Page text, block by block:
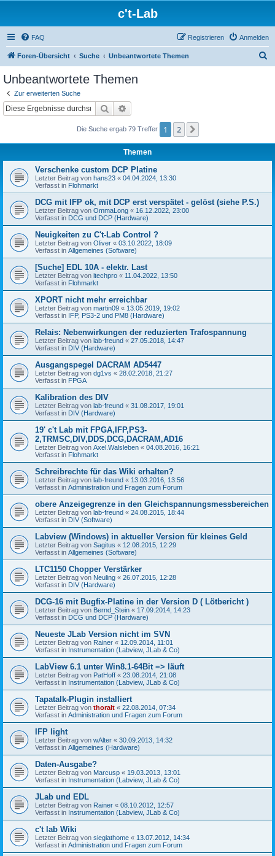
c't-Lab
FAQ Anmelden
Registrieren
Foren-Übersicht Suche Unbeantwortete Themen
Unbeantwortete Themen
Zur erweiterten Suche
Suche
Die Suche ergab 79 Treffer 1 2
Themen
Verschenke custom DCP Platine
Letzter Beitrag von hans23 « 04.04.2024, 13:30
Verfasst in Flohmarkt
DCG mit IFP ok, mit DCP erst verspätet - gelöst (siehe P.S.)
Letzter Beitrag von OmmaLong « 16.12.2022, 23:00
Verfasst in DCG und DCP (Hardware)
Neuigkeiten zu C't-Lab Control ?
Letzter Beitrag von Oliver « 03.10.2022, 18:09
Verfasst in Allgemeines (Software)
[Suche] EDL 10A - elektr. Last
Letzter Beitrag von itechpro « 11.04.2022, 13:50
Verfasst in Flohmarkt
XPORT nicht mehr erreichbar
Letzter Beitrag von martin09 « 13.05.2019, 19:02
Verfasst in IFP, PS3-2 und PM8 (Hardware)
Relais: Nebenwirkungen der reduzierten Trafospannung
Letzter Beitrag von lab-freund « 27.05.2018, 14:47
Verfasst in DIV (Hardware)
Ausgangspegel DACRAM AD5447
Letzter Beitrag von dg1vs « 28.02.2018, 21:27
Verfasst in FPGA
Kalibration des DIV
Letzter Beitrag von lab-freund « 31.08.2017, 19:01
Verfasst in DIV (Hardware)
19' c't Lab mit FPGA,IFP,PS3-
2,TRMSC,DIV,DDS,DCG,DACRAM,AD16
Letzter Beitrag von Axel.Walsleben « 04.08.2016, 16:21
Verfasst in Flohmarkt
Schreibrechte für das Wiki erhalten?
Letzter Beitrag von lab-freund « 13.03.2016, 13:56
Verfasst in Administration und Fragen zum Forum
obere Anzeigegrenze in den Gleichspannungsmessbereichen
Letzter Beitrag von lab-freund « 24.08.2015, 18:44
Verfasst in DIV (Software)
Labview (Windows) in aktueller Version für kleines Geld
Letzter Beitrag von Sagitus « 12.08.2015, 12:29
Verfasst in Allgemeines (Software)
LTC1150 Chopper Verstärker
Letzter Beitrag von Neuling « 26.07.2015, 12:28
Verfasst in DIV (Hardware)
DCG-16 mit Bugfix-Platine in der Version D ( Lötbericht )
Letzter Beitrag von Bernd_Stein « 17.09.2014, 14:23
Verfasst in DCG und DCP (Hardware)
Neueste JLab Version nicht im SVN
Letzter Beitrag von Rainer « 12.09.2014, 11:01
Verfasst in Instrumentation (Labview, JLab & Co)
LabView 6.1 unter Win8.1-64Bit => läuft
Letzter Beitrag von PatHoff « 23.08.2014, 21:08
Verfasst in Instrumentation (Labview, JLab & Co)
Tapatalk-Plugin installiert
Letzter Beitrag von thoralt « 22.08.2014, 07:34
Verfasst in Administration und Fragen zum Forum
IFP light
Letzter Beitrag von wAlter « 30.09.2013, 14:32
Verfasst in Allgemeines (Hardware)
Daten-Ausgabe?
Letzter Beitrag von Marcusp « 19.03.2013, 13:01
Verfasst in Instrumentation (Labview, JLab & Co)
JLab und EDL
Letzter Beitrag von Rainer « 08.10.2012, 12:57
Verfasst in Instrumentation (Labview, JLab & Co)
c't lab Wiki
Letzter Beitrag von siegiathome « 13.07.2012, 14:34
Verfasst in Administration und Fragen zum Forum